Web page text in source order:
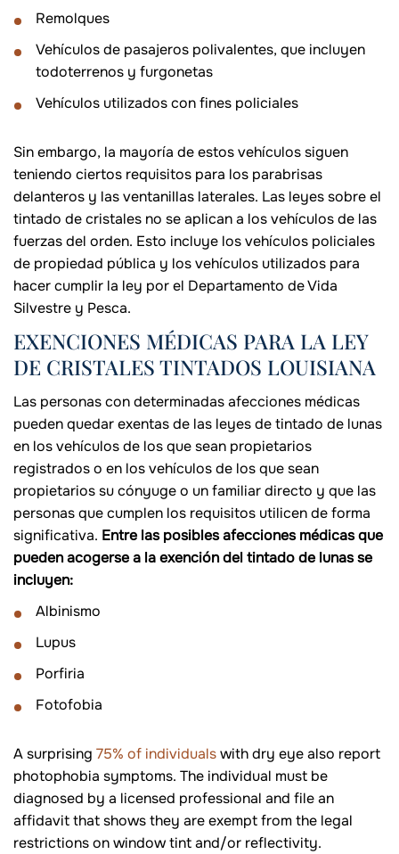
Remolques
Vehículos de pasajeros polivalentes, que incluyen
todoterrenos y furgonetas
Vehículos utilizados con fines policiales
Sin embargo, la mayoría de estos vehículos siguen
teniendo ciertos requisitos para los parabrisas
delanteros y las ventanillas laterales. Las leyes sobre el
tintado de cristales no se aplican a los vehículos de las
fuerzas del orden. Esto incluye los vehículos policiales
de propiedad pública y los vehículos utilizados para
hacer cumplir la ley por el Departamento de Vida
Silvestre y Pesca.
EXENCIONES MÉDICAS PARA LA LEY
DE CRISTALES TINTADOS LOUISIANA
Las personas con determinadas afecciones médicas
pueden quedar exentas de las leyes de tintado de lunas
en los vehículos de los que sean propietarios
registrados o en los vehículos de los que sean
propietarios su cónyuge o un familiar directo y que las
personas que cumplen los requisitos utilicen de forma
significativa. Entre las posibles afecciones médicas que
pueden acogerse a la exención del tintado de lunas se
incluyen:
Albinismo
Lupus
Porfiria
Fotofobia
A surprising 75% of individualswith dry eye also report
photophobia symptoms. The individual must be
diagnosed by a licensed professional and file an
affidavit that shows they are exempt from the legal
restrictions on window tint and/or reflectivity.